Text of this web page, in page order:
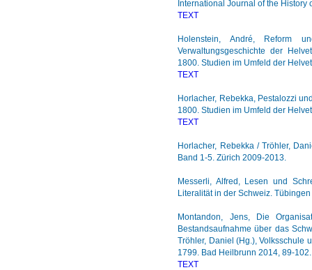
International Journal of the
TEXT
Holenstein, André, Reform
Verwaltungsgeschichte der
1800. Studien im Umfeld der
TEXT
Horlacher, Rebekka, Pestalozzi
1800. Studien im Umfeld der
TEXT
Horlacher, Rebekka / Tröhler,
Band 1-5. Zürich 2009-2013.
Messerli, Alfred, Lesen und
Literalität in der Schweiz.
Montandon, Jens, Die
Bestandsaufnahme über das
Tröhler, Daniel (Hg.), Volksschule
1799. Bad Heilbrunn 2014, 89-102.
TEXT